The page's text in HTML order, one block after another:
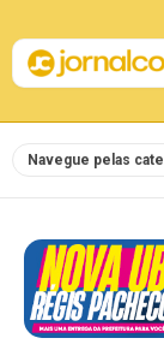
Navegue pelas